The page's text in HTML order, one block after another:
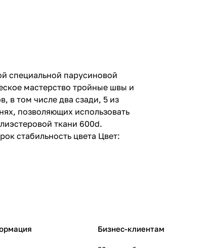
специальной парусиновой
мастерство тройные швы и
в том числе два сзади, 5 из
позволяющих использовать
ткани 600d.
стабильность цвета Цвет:
Бизнес-клиентам